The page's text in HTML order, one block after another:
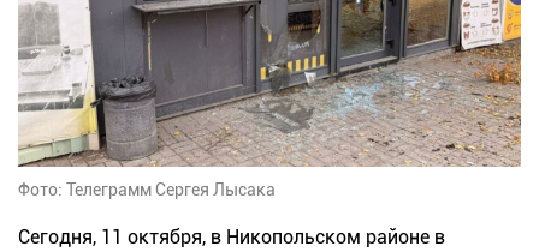
Фото: Телеграмм Сергея Лысака
Сегодня, 11 октября, в Никопольском районе в